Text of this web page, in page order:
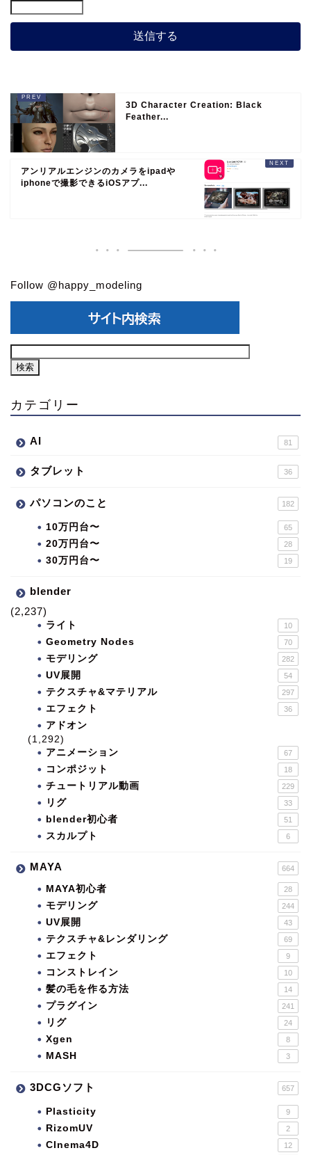
3D Character Creation: Black
Feather...
アンリアルエンジンのカメラをipadや
iphoneで撮影できるiOSアプ...
Follow @happy_modeling
カテゴリー
AI 81
タブレット 36
パソコンのこと 182
10万円台〜 65
20万円台〜 28
30万円台〜 19
blender
(2,237)
ライト 10
Geometry Nodes 70
モデリング 282
UV展開 54
テクスチャ&マテリアル 297
エフェクト 36
アドオン
(1,292)
アニメーション
67
コンポジット 18
チュートリアル動画 229
リグ 33
blender初心者 51
スカルプト 6
MAYA 664
MAYA初心者 28
モデリング 244
UV展開 43
テクスチャ&レンダリング 69
エフェクト 9
コンストレイン 10
髪の毛を作る方法 14
プラグイン 241
リグ 24
Xgen 8
MASH 3
3DCGソフト 657
Plasticity 9
RizomUV 2
CInema4D 12